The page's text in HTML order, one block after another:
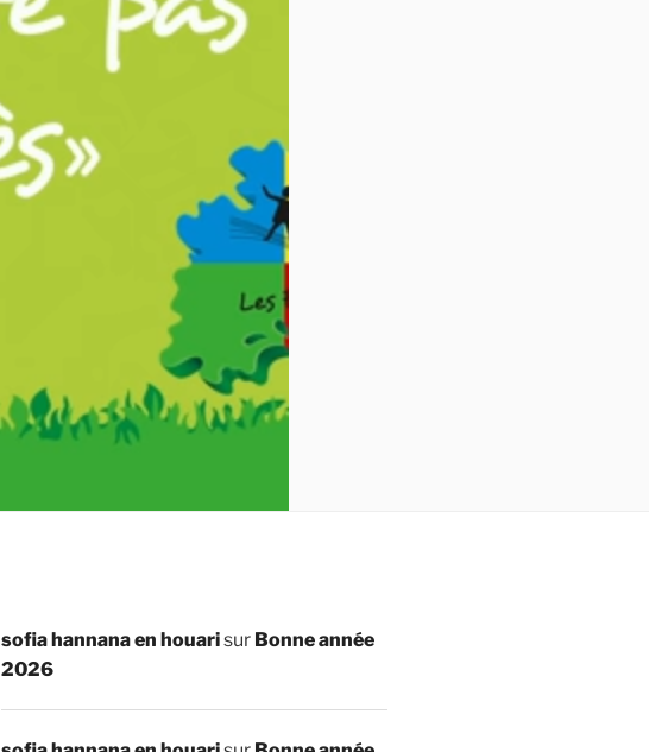
sofia hannana en houarisur Bonne année
2026